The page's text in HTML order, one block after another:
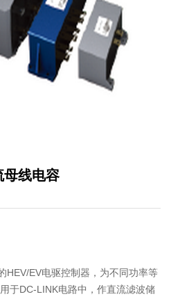
母线电容
HEV/EV电驱控制器，为不同功率等
于DC-LINK电路中，作直流滤波储